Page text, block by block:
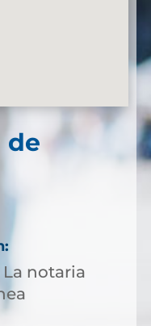
de
La notaria